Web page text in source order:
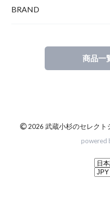
BRAND
商品一
©2026 武蔵小杉のセレクト
powered